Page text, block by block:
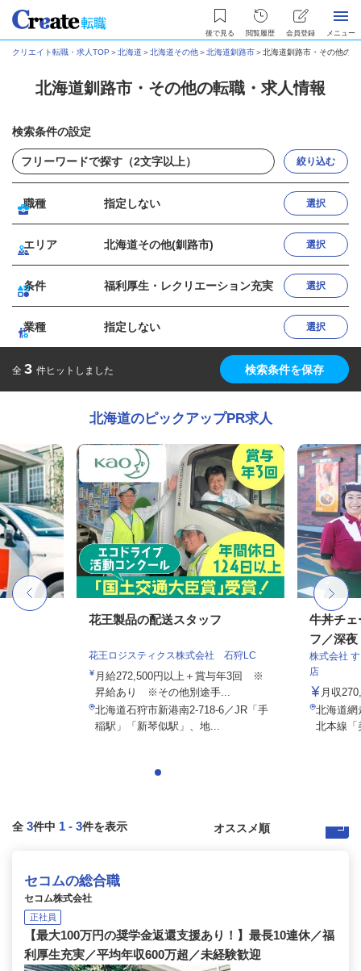
後で見る 閲覧履歴 会員登録 メニュー
クリエイト転職・求人TOP ＞北海道 ＞北海道その他＞北海道釧路市＞北海道釧路市・その他の
北海道釧路市・その他の転職・求人情報
検索条件の設定
絞り込む
職種 指定しない 選択
エリア 北海道その他(釧路市) 選択
条件 福利厚生・レクリエーション充実 選択
業種 指定しない 選択
全 3 件ヒットしました 検索条件を保存
北海道のピックアップPR求人
花王製品の配送スタッフ
花王ロジスティクス株式会社 石狩LC
月給272,500円以上＋賞与年3回 ※
昇給あり ※その他別途手...
北海道石狩市新港南2-718-6／JR「手
稲駅」「新琴似駅」、地...
牛丼チェ
フ／深夜
株式会社
店
月収
北海道網
北本線「
全 3件中 1 - 3件を表示
セコムの総合職
セコム株式会社
正社員
【最大100万円の奨学金返還支援あり！】最長10連休／福
利厚生充実／平均年収600万超／未経験歓迎